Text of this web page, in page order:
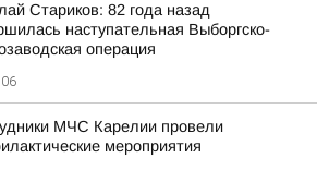
Стариков: 82 года назад
наступательная Выборгско-
операция
МЧС Карелии провели
мероприятия